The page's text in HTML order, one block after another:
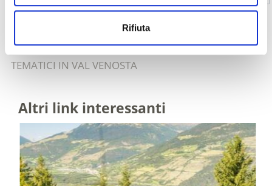
Rifiuta
MOSTRA SULLA CARTINA TUTTI I SENTIERI
TEMATICI IN VAL VENOSTA
Altri link interessanti